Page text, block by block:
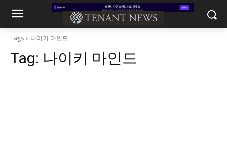
Tags 나이키 마인드
Tag: 나이키 마인드